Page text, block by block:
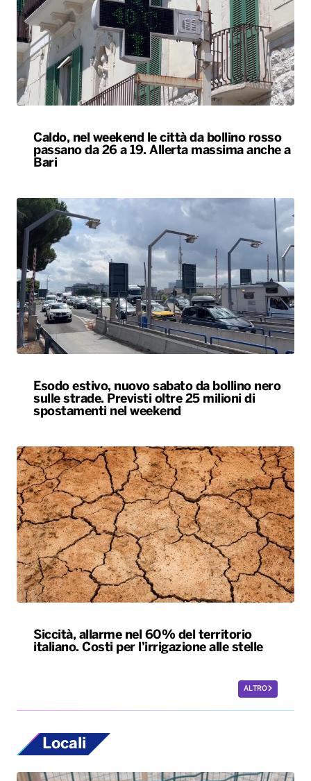
Caldo, nel weekend le città da bollino rosso
passano da 26 a 19. Allerta massima anche a
Bari
Esodo estivo, nuovo sabato da bollino nero
sulle strade. Previsti oltre 25 milioni di
spostamenti nel weekend
Siccità, allarme nel 60% del territorio
italiano. Costi per l’irrigazione alle stelle
ALTRO
Locali